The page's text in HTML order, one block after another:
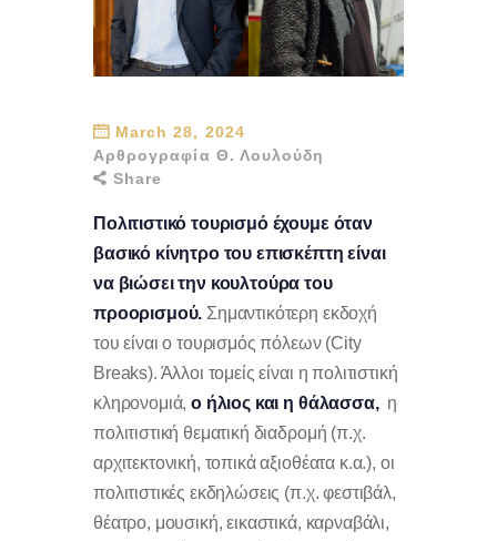
March 28, 2024
Αρθρογραφία Θ. Λουλούδη
Share
Πολιτιστικό τουρισμό έχουμε όταν
βασικό κίνητρο του επισκέπτη είναι
να βιώσει την κουλτούρα του
προορισμού. Σημαντικότερη εκδοχή
του είναι ο τουρισμός πόλεων (City
Breaks). Άλλοι τομείς είναι η πολιτιστική
κληρονομιά,ο ήλιος και η θάλασσα, η
πολιτιστική θεματική διαδρομή (π.χ.
αρχιτεκτονική, τοπικά αξιοθέατα κ.α.), οι
πολιτιστικές εκδηλώσεις (π.χ. φεστιβάλ,
θέατρο, μουσική, εικαστικά, καρναβάλι,